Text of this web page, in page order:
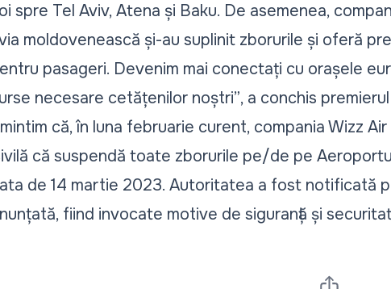
spre Tel Aviv, Atena și Baku. De asemenea,
moldovenească și-au suplinit zborurile și oferă
pasageri. Devenim mai conectați cu orașele
necesare cetățenilor noștri”, a conchis
că, în luna februarie curent, compania Wizz
că suspendă toate zborurile pe/de pe
de 14 martie 2023. Autoritatea a fost notificată
fiind invocate motive de siguranță și